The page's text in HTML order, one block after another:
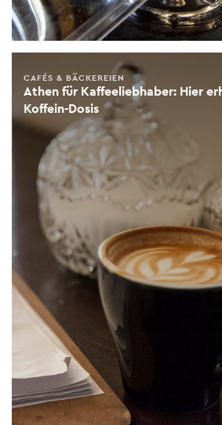
Athen für Kaffeeliebhaber: Hier
Koffein-Dosis
CAFÉS & BÄCKEREIEN